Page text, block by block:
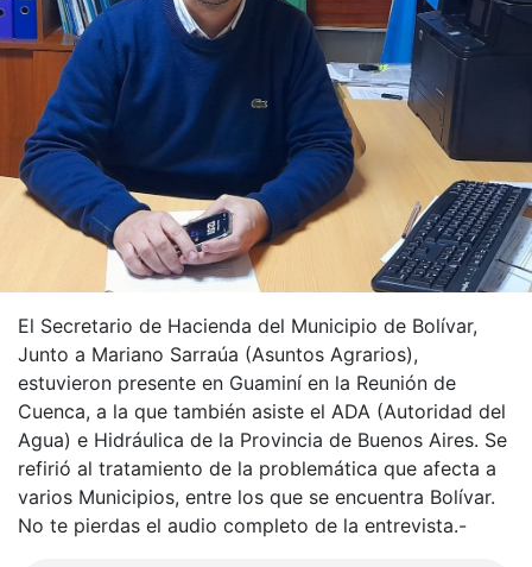
El Secretario de Hacienda del Municipio de Bolívar,
Junto a Mariano Sarraúa (Asuntos Agrarios),
estuvieron presente en Guaminí en la Reunión de
Cuenca, a la que también asiste el ADA (Autoridad del
Agua) e Hidráulica de la Provincia de Buenos Aires. Se
refirió al tratamiento de la problemática que afecta a
varios Municipios, entre los que se encuentra Bolívar.
No te pierdas el audio completo de la entrevista.-